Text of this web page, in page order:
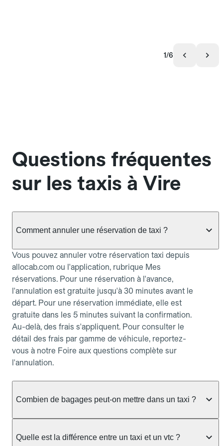
1/6
Questions fréquentes
sur les taxis à Vire
Comment annuler une réservation de taxi ?
Vous pouvez annuler votre réservation taxi depuis
allocab.com ou l'application, rubrique Mes
réservations. Pour une réservation à l'avance,
l'annulation est gratuite jusqu'à 30 minutes avant le
départ. Pour une réservation immédiate, elle est
gratuite dans les 5 minutes suivant la confirmation.
Au-delà, des frais s'appliquent. Pour consulter le
détail des frais par gamme de véhicule, reportez-
vous à notre Foire aux questions complète sur
l'annulation.
Combien de bagages peut-on mettre dans un taxi ?
taxi berline accueille en général jusqu'à 3 bagages
Quelle est la différence entre un taxi et un vtc ?